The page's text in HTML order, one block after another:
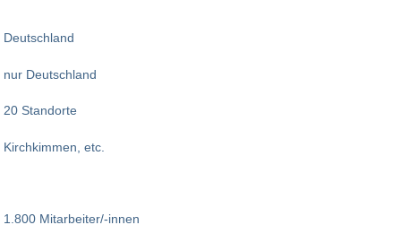
Deutschland
nur Deutschland
20 Standorte
Kirchkimmen, etc.
1.800 Mitarbeiter/-innen